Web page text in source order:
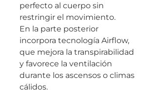
perfecto al cuerpo sin
restringir el movimiento.
En la parte posterior
incorpora tecnología Airflow,
que mejora la transpirabilidad
y favorece la ventilación
durante los ascensos o climas
cálidos.